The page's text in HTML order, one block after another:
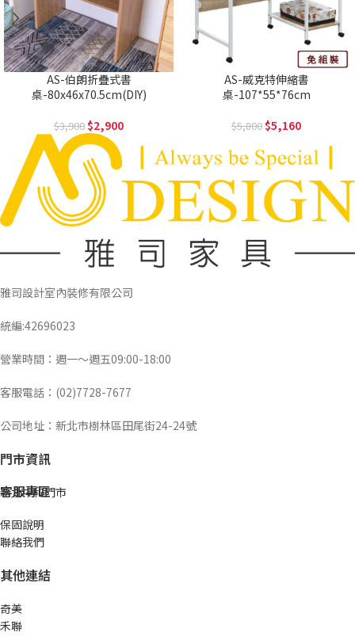
AS-伯朗折疊式書
桌-80x46x70.5cm(DIY)
3,900 2,900
AS-威克特伸縮書
桌-107*55*76cm
5,800 5,160
雅司設計室內裝修有限公司
統編:42696023
營業時間：週一～週五09:00-18:00
客服電話：(02)7728-7677
公司地址：新北市樹林區田尾街24-24號
門市資訊
新北中和門市
客服專區
保固說明
聯絡我們
其他連結
奇美
禾聯